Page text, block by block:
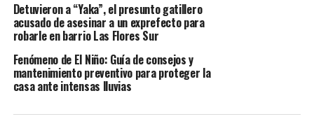
Lanueva cepa-que probablemente se denomine
fueencontrada en dos de 85 genomas secuenciados
(recolectados a fines de febrero) en
su región metropolitana. No existe contacto entre los
infectados, por lo que se sospecha que ya podría haber
unacirculación comunitaria de la variante
Detuvieron a “Yaka”, el presunto gatillero
acusado de asesinar a un exprefecto para
robarle en barrio Las Flores Sur
Fenómeno de El Niño: Guía de consejos y
mantenimiento preventivo para proteger la
casa ante intensas lluvias